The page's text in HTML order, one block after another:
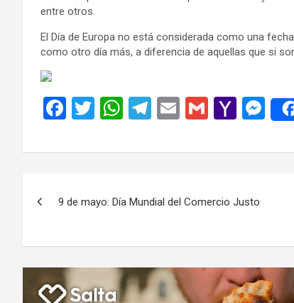
entre otros.
El Día de Europa no está considerada como una
como otro día más, a diferencia de aquellas que si
F
ce
o
k
T
tt
W
at
A
p
T
e
a
E
ail
G
ail
Y
h
o
ail
M
se
entradas
9 de mayo: Día Mundial del Comercio Justo